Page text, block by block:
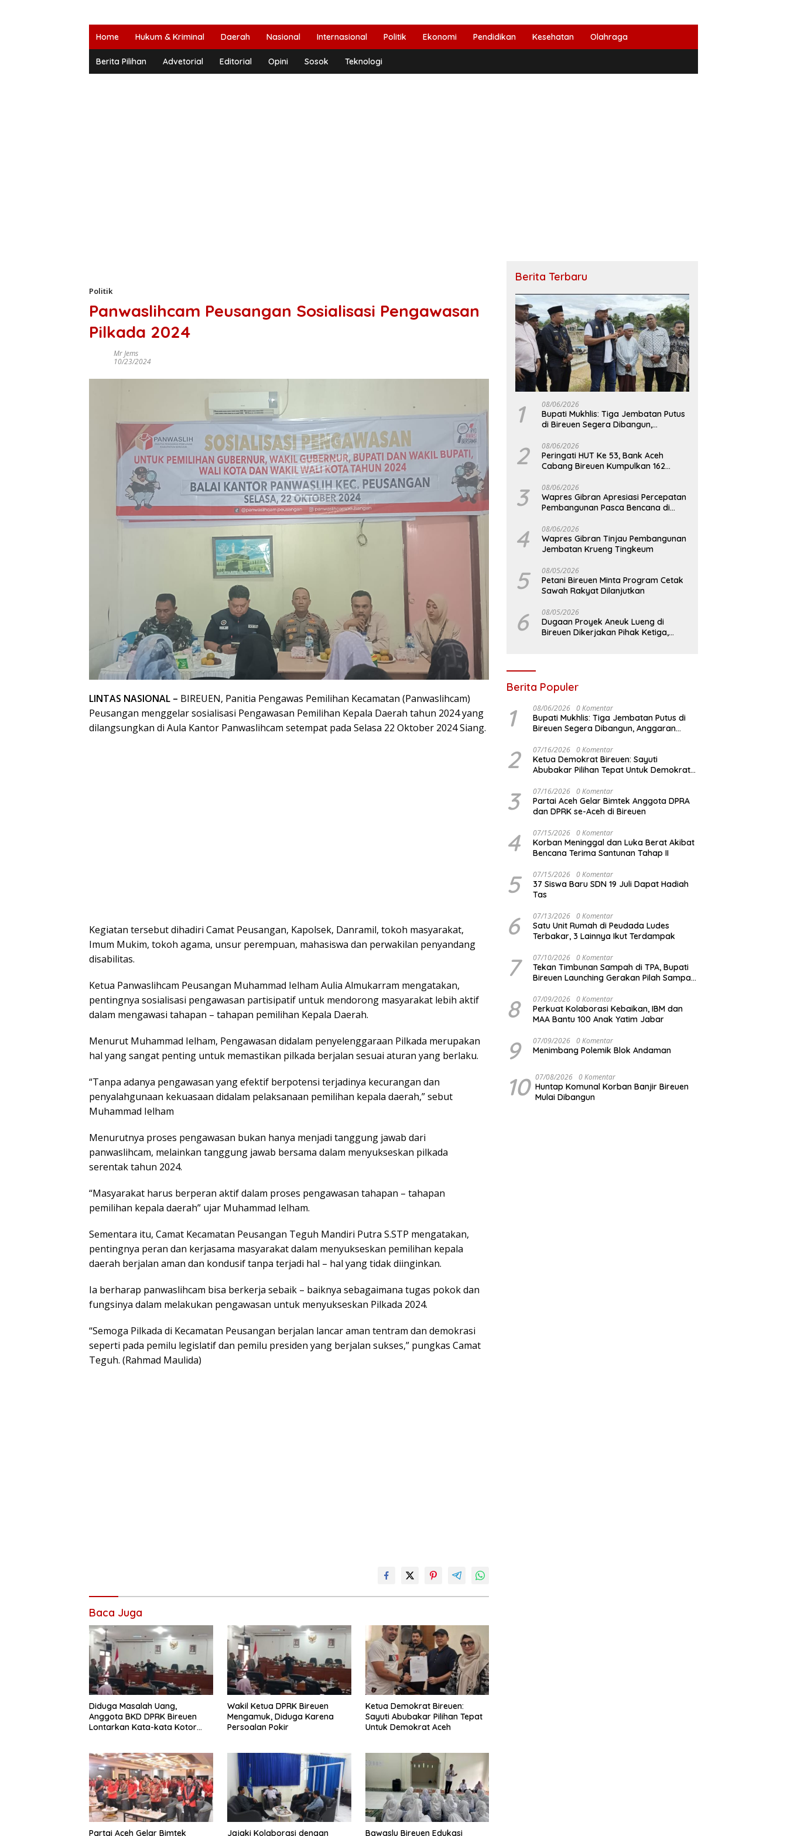
Home Hukum & Kriminal Daerah Nasional Internasional Politik Ekonomi Pendidikan Kesehatan Olahraga
Berita Pilihan Advetorial Editorial Opini Sosok Teknologi
Politik
Panwaslihcam Peusangan Sosialisasi Pengawasan
Pilkada 2024
Mr Jems
10/23/2024
LINTAS NASIONAL – BIREUEN, Panitia Pengawas Pemilihan Kecamatan (Panwaslihcam)
Peusangan menggelar sosialisasi Pengawasan Pemilihan Kepala Daerah tahun 2024 yang
dilangsungkan di Aula Kantor Panwaslihcam setempat pada Selasa 22 Oktober 2024 Siang.
Kegiatan tersebut dihadiri Camat Peusangan, Kapolsek, Danramil, tokoh masyarakat,
Imum Mukim, tokoh agama, unsur perempuan, mahasiswa dan perwakilan penyandang
disabilitas.
Ketua Panwaslihcam Peusangan Muhammad Ielham Aulia Almukarram mengatakan,
pentingnya sosialisasi pengawasan partisipatif untuk mendorong masyarakat lebih aktif
dalam mengawasi tahapan – tahapan pemilihan Kepala Daerah.
Menurut Muhammad Ielham, Pengawasan didalam penyelenggaraan Pilkada merupakan
hal yang sangat penting untuk memastikan pilkada berjalan sesuai aturan yang berlaku.
“Tanpa adanya pengawasan yang efektif berpotensi terjadinya kecurangan dan
penyalahgunaan kekuasaan didalam pelaksanaan pemilihan kepala daerah,” sebut
Muhammad Ielham
Menurutnya proses pengawasan bukan hanya menjadi tanggung jawab dari
panwaslihcam, melainkan tanggung jawab bersama dalam menyukseskan pilkada
serentak tahun 2024.
“Masyarakat harus berperan aktif dalam proses pengawasan tahapan – tahapan
pemilihan kepala daerah” ujar Muhammad Ielham.
Sementara itu, Camat Kecamatan Peusangan Teguh Mandiri Putra S.STP mengatakan,
pentingnya peran dan kerjasama masyarakat dalam menyukseskan pemilihan kepala
daerah berjalan aman dan kondusif tanpa terjadi hal – hal yang tidak diinginkan.
Ia berharap panwaslihcam bisa berkerja sebaik – baiknya sebagaimana tugas pokok dan
fungsinya dalam melakukan pengawasan untuk menyukseskan Pilkada 2024.
“Semoga Pilkada di Kecamatan Peusangan berjalan lancar aman tentram dan demokrasi
seperti pada pemilu legislatif dan pemilu presiden yang berjalan sukses,” pungkas Camat
Teguh. (Rahmad Maulida)
Baca Juga
Diduga Masalah Uang,
Anggota BKD DPRK Bireuen
Lontarkan Kata-kata Kotor
Wakil Ketua DPRK Bireuen
Mengamuk, Diduga Karena
Persoalan Pokir
Ketua Demokrat Bireuen:
Sayuti Abubakar Pilihan Tepat
Untuk Demokrat Aceh
Partai Aceh Gelar Bimtek Jajaki Kolaborasi dengan Bawaslu Bireuen Edukasi
Berita Terbaru
1 08/06/2026
Bupati Mukhlis: Tiga Jembatan Putus
di Bireuen Segera Dibangun,
2 08/06/2026
Peringati HUT Ke 53, Bank Aceh
Cabang Bireuen Kumpulkan 162
3 08/06/2026
Wapres Gibran Apresiasi Percepatan
Pembangunan Pasca Bencana di
4 08/06/2026
Wapres Gibran Tinjau Pembangunan
Jembatan Krueng Tingkeum
5 08/05/2026
Petani Bireuen Minta Program Cetak
Sawah Rakyat Dilanjutkan
6 08/05/2026
Dugaan Proyek Aneuk Lueng di
Bireuen Dikerjakan Pihak Ketiga,
Berita Populer
1 08/06/2026 0 Komentar
Bupati Mukhlis: Tiga Jembatan Putus di
Bireuen Segera Dibangun, Anggaran
2 07/16/2026 0 Komentar
Ketua Demokrat Bireuen: Sayuti
Abubakar Pilihan Tepat Untuk Demokrat
3 07/16/2026 0 Komentar
Partai Aceh Gelar Bimtek Anggota DPRA
dan DPRK se-Aceh di Bireuen
4 07/15/2026 0 Komentar
Korban Meninggal dan Luka Berat Akibat
Bencana Terima Santunan Tahap II
5 07/15/2026 0 Komentar
37 Siswa Baru SDN 19 Juli Dapat Hadiah
Tas
6 07/13/2026 0 Komentar
Satu Unit Rumah di Peudada Ludes
Terbakar, 3 Lainnya Ikut Terdampak
7 07/10/2026 0 Komentar
Tekan Timbunan Sampah di TPA, Bupati
Bireuen Launching Gerakan Pilah Sampah
8 07/09/2026 0 Komentar
Perkuat Kolaborasi Kebaikan, IBM dan
MAA Bantu 100 Anak Yatim Jabar
9 07/09/2026 0 Komentar
Menimbang Polemik Blok Andaman
10 07/08/2026 0 Komentar
Huntap Komunal Korban Banjir Bireuen
Mulai Dibangun